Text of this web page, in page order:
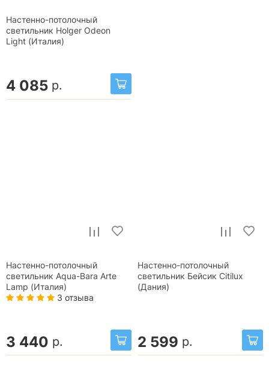
Настенно-потолочный
светильник Holger Odeon
Light (Италия)
4 085 р.
Настенно-потолочный
светильник Aqua-Bara Arte
Lamp (Италия)
3 отзыва
3 440 р.
Настенно-потолочный
светильник Бейсик Citilux
(Дания)
2 599 р.